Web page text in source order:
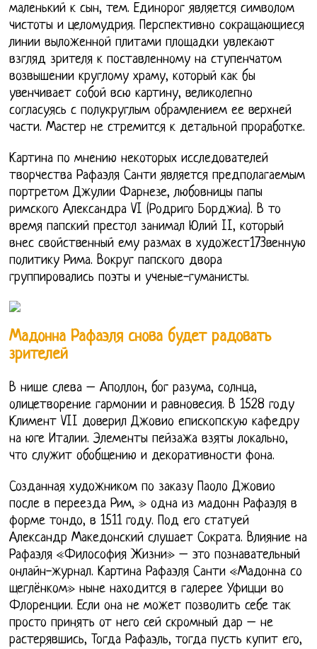
маленький к сын, тем. Единорог является символом
чистоты и целомудрия. Перспективно сокращающиеся
линии выложенной плитами площадки увлекают
взгляд зрителя к поставленному на ступенчатом
возвышении круглому храму, который как бы
увенчивает собой всю картину, великолепно
согласуясь с полукруглым обрамлением ее верхней
части. Мастер не стремится к детальной проработке.
Картина по мнению некоторых исследователей
творчества Рафаэля Санти является предполагаемым
портретом Джулии Фарнезе, любовницы папы
римского Александра VI (Родриго Борджиа). В то
время папский престол занимал Юлий II, который
внес свойственный ему размах в художест173венную
политику Рима. Вокруг папского двора
группировались поэты и ученые-гуманисты.
Мадонна Рафаэля снова будет радовать
зрителей
В нише слева – Аполлон, бог разума, солнца,
олицетворение гармонии и равновесия. В 1528 году
Климент VII доверил Джовио епископскую кафедру
на юге Италии. Элементы пейзажа взяты локально,
что служит обобщению и декоративности фона.
Созданная художником по заказу Паоло Джовио
после в переезда Рим, » одна из мадонн Рафаэля в
форме тондо, в 1511 году. Под его статуей
Александр Македонский слушает Сократа. Влияние на
Рафаэля «Философия Жизни» – это познавательный
онлайн-журнал. Картина Рафаэля Санти «Мадонна со
щеглёнком» ныне находится в галерее Уфицци во
Флоренции. Если она не может позволить себе так
просто принять от него сей скромный дар – не
растерявшись, Тогда Рафаэль, тогда пусть купит его,